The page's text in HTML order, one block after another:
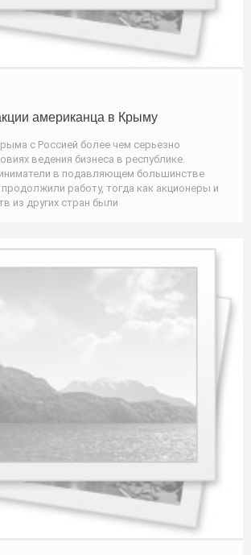
американца в Крыму
с Россией более чем серьезно
ведения бизнеса в республике.
в подавляющем большинстве
работу, тогда как акционеры и
из других стран были